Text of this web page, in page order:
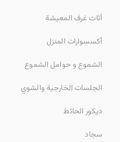
أثاث غرف المعيشة
أكسسوارات المنزل
الشموع و حوامل الشموع
الجلسات الخارجية والشوي
ديكور الحائط
سجاد